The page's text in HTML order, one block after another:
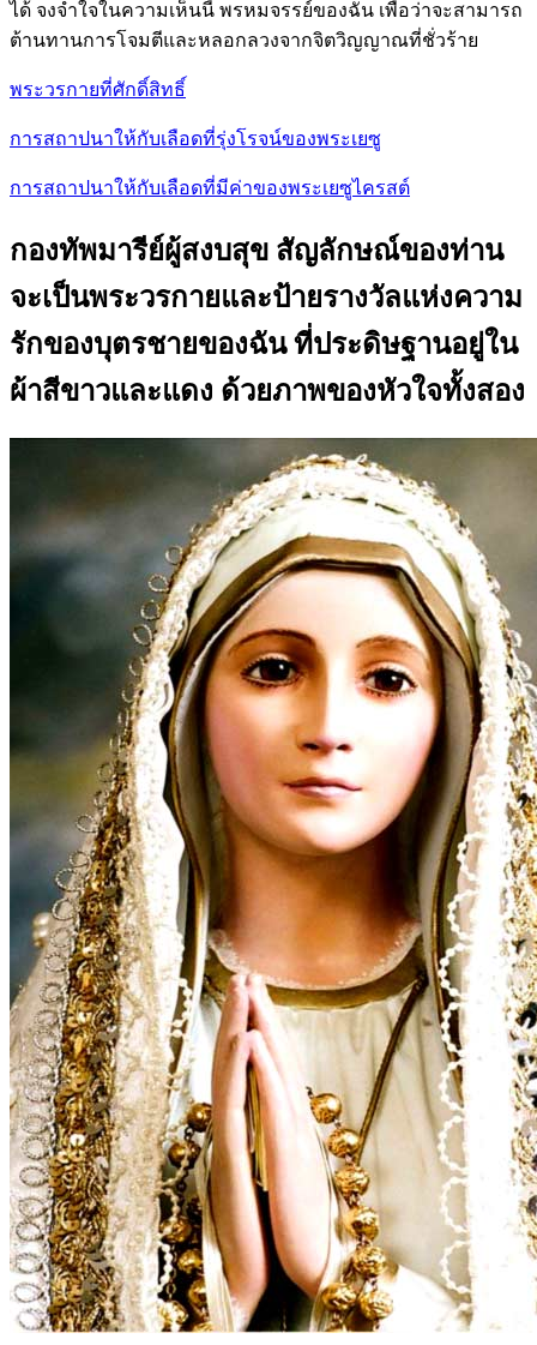
ได้ จงจำใจในความเห็นนี้ พรหมจรรย์ของฉัน เพื่อว่าจะสามารถ
ต้านทานการโจมตีและหลอกลวงจากจิตวิญญาณที่ชั่วร้าย
พระวรกายที่ศักดิ์สิทธิ์
การสถาปนาให้กับเลือดที่รุ่งโรจน์ของพระเยซู
การสถาปนาให้กับเลือดที่มีค่าของพระเยซูไครสต์
กองทัพมารีย์ผู้สงบสุข สัญลักษณ์ของท่าน
จะเป็นพระวรกายและป้ายรางวัลแห่งความ
รักของบุตรชายของฉัน ที่ประดิษฐานอยู่ใน
ผ้าสีขาวและแดง ด้วยภาพของหัวใจทั้งสอง